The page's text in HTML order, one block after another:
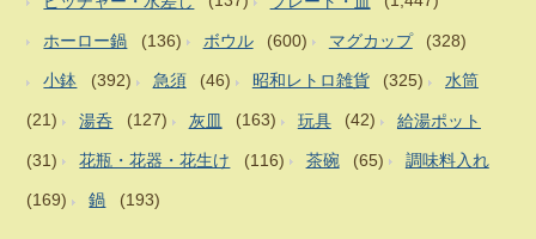
ホーロー鍋 (136) ボウル (600) マグカップ (328)
小鉢 (392) 急須 (46) 昭和レトロ雑貨 (325) 水筒
(21) 湯呑 (127) 灰皿 (163) 玩具 (42) 給湯ポット
(31) 花瓶・花器・花生け (116) 茶碗 (65) 調味料入れ
(169) 鍋 (193)